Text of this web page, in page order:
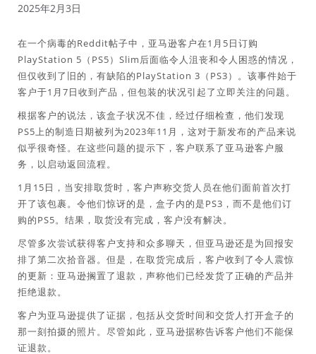
2025年2月3日
在一个病毒的Reddit帖子中，亚马逊客户在1月5日订购
PlayStation 5（PS5）Slim后面临令人沮丧和令人困惑的情况，
但仅收到了旧的，有缺陷的PlayStation 3（PS3）。该事件始于
客户于1月7日收到产品，但包装的状况引起了立即关注的问题。
根据客户的说法，该盒子状况不佳，经过仔细检查，他们发现
PS5上的制造日期被列为2023年11月，这对于新发布的产品来说
似乎很奇怪。在这些问题的提示下，客户联系了亚马逊客户服
务，以启动返回流程。
1月15日，当安排取货时，客户声称交货人员在他们面前首次打
开了该包裹。令他们惊讶的是，盒子内的是PS3，而不是他们订
购的PS5。结果，取货没有完成，客户没有解决。
尽管多次尝试获得客户支持和众多聊天，但亚马逊还是为回报安
排了第二次拾音器。但是，在取货完成后，客户收到了令人震惊
的更新：亚马逊搁置了退款，声称他们已经发货了正确的产品并
拒绝退款。
客户为亚马逊提供了证据，包括从交货时间和交货人打开盒子的
那一刻拍摄的照片。尽管如此，亚马逊据称告诉客户他们不能保
证退款。